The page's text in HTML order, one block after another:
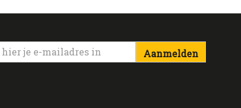
Aanmelden